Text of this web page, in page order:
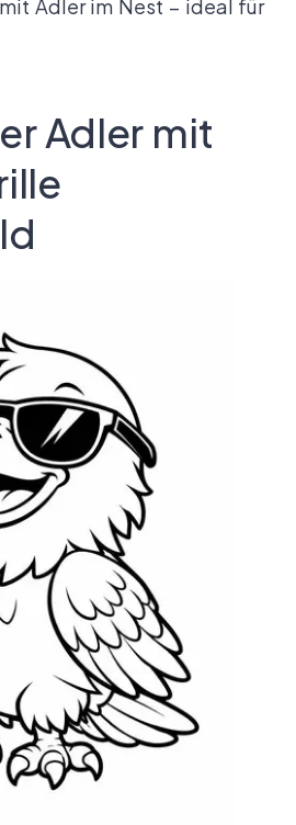
Adler im Nest – ideal für
Adler mit